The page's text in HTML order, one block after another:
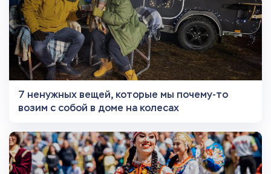
7 ненужных вещей, которые мы почему-то
возим с собой в доме на колесах